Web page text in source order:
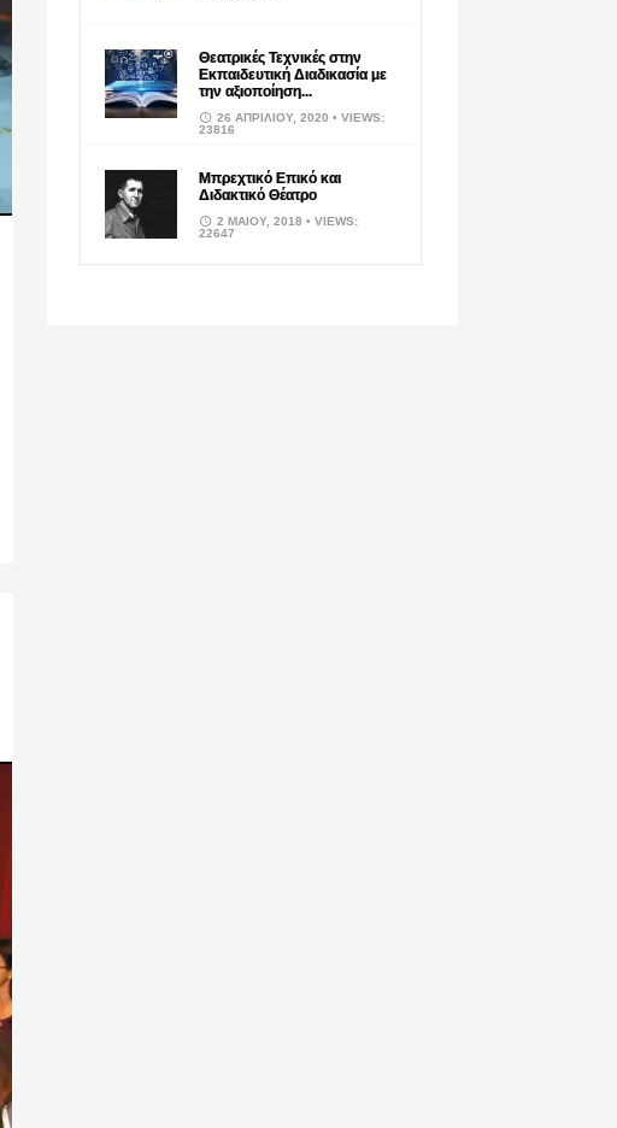
Θεατρικές Τεχνικές στην
Εκπαιδευτική Διαδικασία με
την αξιοποίηση...
26 ΑΠΡΙΛΊΟΥ, 2020 • VIEWS:
23816
Μπρεχτικό Επικό και
Διδακτικό Θέατρο
2 ΜΑΪ́ΟΥ, 2018 • VIEWS:
22647